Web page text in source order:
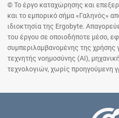
© Το έργο καταχώρησης και
και το εμπορικό σήμα «Γαληνός»
ιδιοκτησία της Ergobyte.
του έργου σε οποιοδήποτε μέσο,
συμπεριλαμβανομένης της χρήσης
τεχνητής νοημοσύνης (AI),
τεχνολογιών, χωρίς προηγούμενη